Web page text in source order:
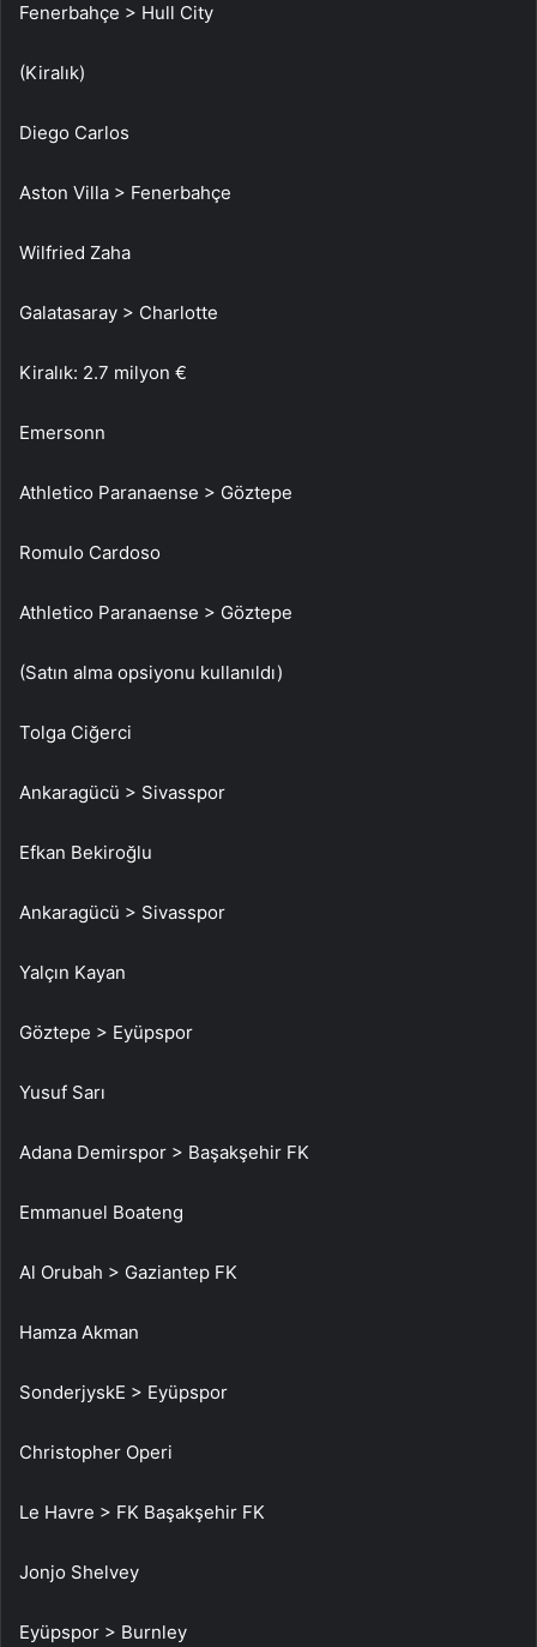
Fenerbahçe > Hull City
(Kiralık)
Diego Carlos
Aston Villa > Fenerbahçe
Wilfried Zaha
Galatasaray > Charlotte
Kiralık: 2.7 milyon €
Emersonn
Athletico Paranaense > Göztepe
Romulo Cardoso
Athletico Paranaense > Göztepe
(Satın alma opsiyonu kullanıldı)
Tolga Ciğerci
Ankaragücü > Sivasspor
Efkan Bekiroğlu
Ankaragücü > Sivasspor
Yalçın Kayan
Göztepe > Eyüpspor
Yusuf Sarı
Adana Demirspor > Başakşehir FK
Emmanuel Boateng
Al Orubah > Gaziantep FK
Hamza Akman
SonderjyskE > Eyüpspor
Christopher Operi
Le Havre > FK Başakşehir FK
Jonjo Shelvey
Eyüpspor > Burnley